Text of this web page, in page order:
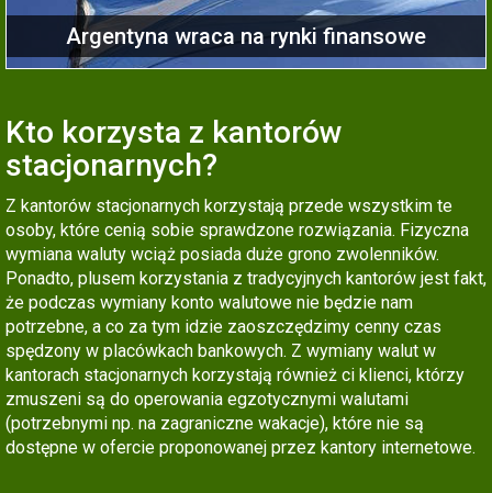
Argentyna wraca na rynki finansowe
Kto korzysta z kantorów
stacjonarnych?
Z kantorów stacjonarnych korzystają przede wszystkim te
osoby, które cenią sobie sprawdzone rozwiązania. Fizyczna
wymiana waluty wciąż posiada duże grono zwolenników.
Ponadto, plusem korzystania z tradycyjnych kantorów jest fakt,
że podczas wymiany konto walutowe nie będzie nam
potrzebne, a co za tym idzie zaoszczędzimy cenny czas
spędzony w placówkach bankowych. Z wymiany walut w
kantorach stacjonarnych korzystają również ci klienci, którzy
zmuszeni są do operowania egzotycznymi walutami
(potrzebnymi np. na zagraniczne wakacje), które nie są
dostępne w ofercie proponowanej przez kantory internetowe.